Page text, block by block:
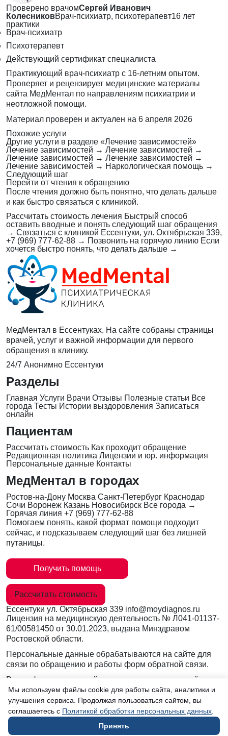
Проверено врачомСергей Иванович
КолесниковВрач-психиатр, психотерапевт16 лет
практики
Врач-психиатр
Психотерапевт
Действующий сертификат специалиста
Практикующий врач-психиатр с 16-летним опытом.
Проверяет и рецензирует медицинские материалы
сайта МедМентал по направлениям психиатрии и
неотложной помощи.
Материал проверен и актуален на 6 апреля 2026
Похожие услуги
Другие услуги в разделе «Лечение зависимостей»
Лечение зависимостей → Лечение зависимостей →
Лечение зависимостей → Лечение зависимостей →
Лечение зависимостей → Наркологическая помощь →
Следующий шаг
Перейти от чтения к обращению
После чтения должно быть понятно, что делать дальше
и как быстро связаться с клиникой.
Рассчитать стоимость лечения Быстрый способ
оставить вводные и понять следующий шаг обращения
→ Связаться с клиникой Ессентуки, ул. Октябрьская 339,
+7 (969) 777-62-88 → Позвонить на горячую линию Если
хочется быстро понять, что делать дальше →
МедМентал в Ессентуках. На сайте собраны страницы
врачей, услуг и важной информации для первого
обращения в клинику.
24/7 Анонимно Ессентуки
Разделы
Главная Услуги Врачи Отзывы Полезные статьи Все
города Тесты Истории выздоровления Записаться
онлайн
Пациентам
Рассчитать стоимость Как проходит обращение
Редакционная политика Лицензии и юр. информация
Персональные данные Контакты
МедМентал в городах
Ростов-на-Дону Москва Санкт-Петербург Краснодар
Сочи Воронеж Казань Новосибирск Все города →
Горячая линия +7 (969) 777-62-88
Помогаем понять, какой формат помощи подходит
сейчас, и подсказываем следующий шаг без лишней
путаницы.
Получить помощь
Рассчитать стоимость
Ессентуки ул. Октябрьская 339 info@moydiagnos.ru
Лицензия на медицинскую деятельность № Л041-01137-
61/00581450 от 30.01.2023, выдана Минздравом
Ростовской области.
Персональные данные обрабатываются на сайте для
связи по обращению и работы форм обратной связи.
Вся информация на сайте носит ознакомительный
характер и не заменяет очную консультацию врача.
Консультации по телефону и в мессенджерах не
являются медицинской услугой.
Согласие на обработку данных
Мы используем файлы cookie для работы сайта, аналитики и
улучшения сервиса. Продолжая пользоваться сайтом, вы
соглашаетесь с Политикой обработки персональных данных
Принять